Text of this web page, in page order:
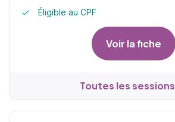
Éligible au CPF
Voir la fiche
Toutes les sessions